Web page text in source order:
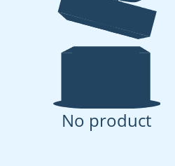
No product